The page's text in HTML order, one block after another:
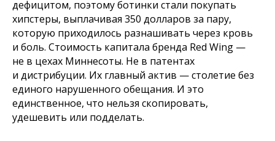
дефицитом, поэтому ботинки стали покупать
хипстеры, выплачивая 350 долларов за пару,
которую приходилось разнашивать через кровь
и боль. Стоимость капитала бренда Red Wing —
не в цехах Миннесоты. Не в патентах
и дистрибуции. Их главный актив — столетие без
единого нарушенного обещания. И это
единственное, что нельзя скопировать,
удешевить или подделать.